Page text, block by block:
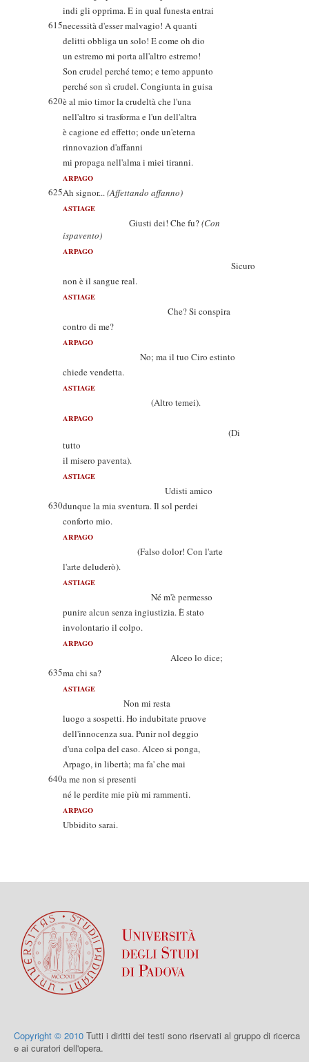
indi gli opprima. E in qual funesta entrai
615necessità d'esser malvagio! A quanti
delitti obbliga un solo! E come oh dio
un estremo mi porta all'altro estremo!
Son crudel perché temo; e temo appunto
perché son sì crudel. Congiunta in guisa
620è al mio timor la crudeltà che l'una
nell'altro si trasforma e l'un dell'altra
è cagione ed effetto; onde un'eterna
rinnovazion d'affanni
mi propaga nell'alma i miei tiranni.
ARPAGO
625Ah signor...(Affettando affanno)
ASTIAGE
Giusti dei! Che fu?(Con
ispavento)
ARPAGO
Sicuro
non è il sangue real.
ASTIAGE
Che? Si conspira
contro di me?
ARPAGO
No; ma il tuo Ciro estinto
chiede vendetta.
ASTIAGE
(Altro temei).
ARPAGO
(Di
tutto
il misero paventa).
ASTIAGE
Udisti amico
630dunque la mia sventura. Il sol perdei
conforto mio.
ARPAGO
(Falso dolor! Con l'arte
l'arte deluderò).
ASTIAGE
Né m'è permesso
punire alcun senza ingiustizia. È stato
involontario il colpo.
ARPAGO
Alceo lo dice;
635ma chi sa?
ASTIAGE
Non mi resta
luogo a sospetti. Ho indubitate pruove
dell'innocenza sua. Punir nol deggio
d'una colpa del caso. Alceo si ponga,
Arpago, in libertà; ma fa' che mai
640a me non si presenti
né le perdite mie più mi rammenti.
ARPAGO
Ubbidito sarai.
Copyright © 2010 Tutti i diritti dei testi sono riservati al gruppo di ricerca
e ai curatori dell'opera.